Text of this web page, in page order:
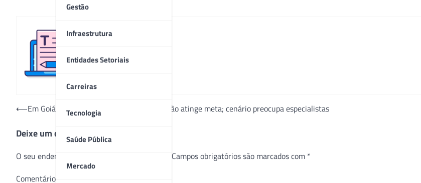
Gestão
Infraestrutura
Entidades Setoriais
Carreiras
Tecnologia
Saúde Pública
Mercado
Navegação
Post
⟵Em Goiás, nenhuma campanha de vacinação atinge meta; cenário preocupa especialistas
Deixe um comentário
O seu endereço de e-mail não será publicado. Campos obrigatórios são marcados com *
Comentário